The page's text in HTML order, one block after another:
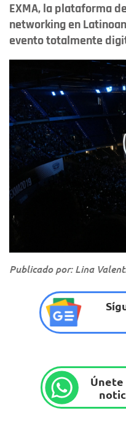
EXMA, la plataforma
networking en
evento totalmente
Publicado por: Lina
Únete